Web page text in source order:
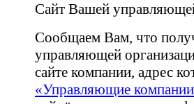
Сайт Вашей
Сообщаем Вам, что
управляющей
сайте компании, адрес
«Управляющие компании